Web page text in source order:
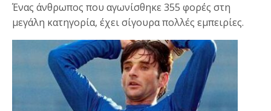
Ένας άνθρωπος που αγωνίσθηκε 355 φορές στη
μεγάλη κατηγορία, έχει σίγουρα πολλές εμπειρίες.